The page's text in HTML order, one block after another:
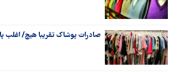
صادرات پوشاک تقریبا هیچ/ اغلب